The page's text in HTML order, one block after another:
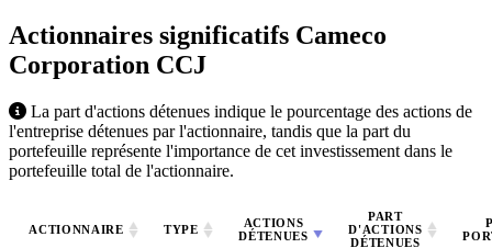
Actionnaires significatifs Cameco
Corporation CCJ
La part d'actions détenues indique le pourcentage des actions de
l'entreprise détenues par l'actionnaire, tandis que la part du
portefeuille représente l'importance de cet investissement dans le
portefeuille total de l'actionnaire.
ACTIONNAIRE TYPE
ACTIONS
DÉTENUES
PART
D'ACTIONS
DÉTENUES